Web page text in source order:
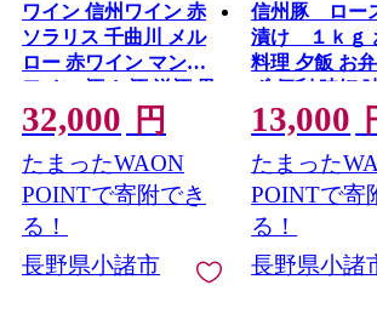
ワイン 信州ワイン 赤
ソラリス 千曲川 メル
ロー 赤ワイン マンズ
ワイン 酒 お酒 洋酒 果
実酒 ぶどう酒 長野 長
野県小諸市
32,000 円
たまったWAON
POINTで寄附でき
る！
長野県小諸市
信州豚 ロー
漬け １ｋｇ
料理 夕飯 お
ず 便利 時短
惣菜 和食 信州
ー豚 柔らかい
みのある脂 山
使用
13,000
たまった
POINTで寄
る！
長野県小諸